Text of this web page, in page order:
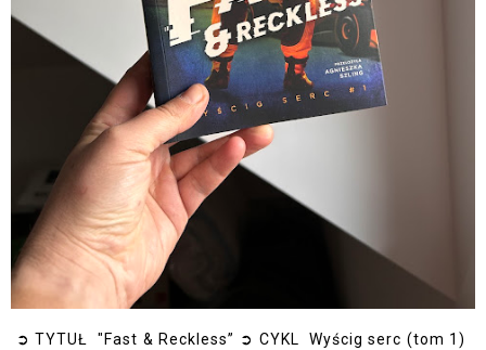
➲ TYTUŁ "Fast & Reckless” ➲ CYKL Wyścig serc (tom 1)